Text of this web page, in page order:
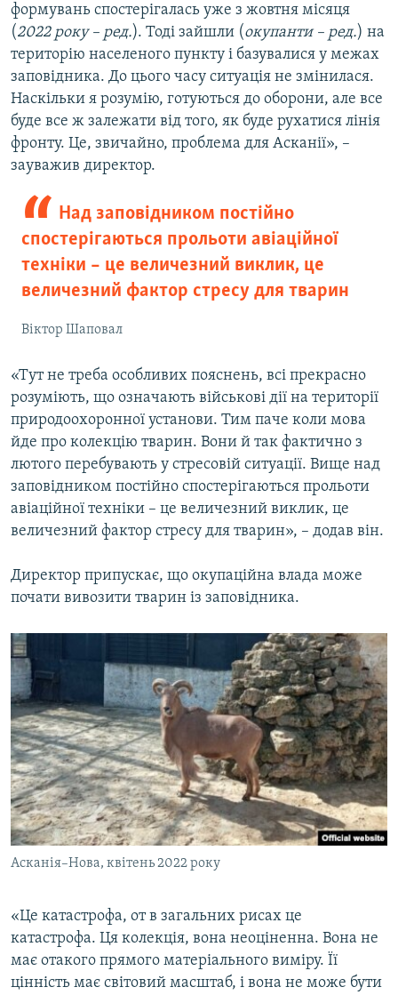
формувань спостерігалась уже з жовтня місяця
(2022 року – ред.). Тоді зайшли (окупанти – ред.) на
територію населеного пункту і базувалися у межах
заповідника. До цього часу ситуація не змінилася.
Наскільки я розумію, готуються до оборони, але все
буде все ж залежати від того, як буде рухатися лінія
фронту. Це, звичайно, проблема для Асканії», –
зауважив директор.
Над заповідником постійно
спостерігаються прольоти авіаційної
техніки – це величезний виклик, це
величезний фактор стресу для тварин
Віктор Шаповал
«Тут не треба особливих пояснень, всі прекрасно
розуміють, що означають військові дії на території
природоохоронної установи. Тим паче коли мова
йде про колекцію тварин. Вони й так фактично з
лютого перебувають у стресовій ситуації. Вище над
заповідником постійно спостерігаються прольоти
авіаційної техніки – це величезний виклик, це
величезний фактор стресу для тварин», – додав він.
Директор припускає, що окупаційна влада може
почати вивозити тварин із заповідника.
Асканія–Нова, квітень 2022 року
«Це катастрофа, от в загальних рисах це
катастрофа. Ця колекція, вона неоціненна. Вона не
має отакого прямого матеріального виміру. Її
цінність має світовий масштаб, і вона не може бути